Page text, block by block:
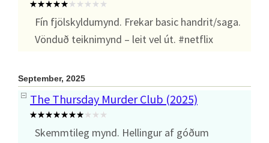
Fín fjölskyldumynd. Frekar basic handrit/saga.
Vönduð teiknimynd – leit vel út. #netflix
September, 2025
The Thursday Murder Club (2025)
Skemmtileg mynd. Hellingur af góðum